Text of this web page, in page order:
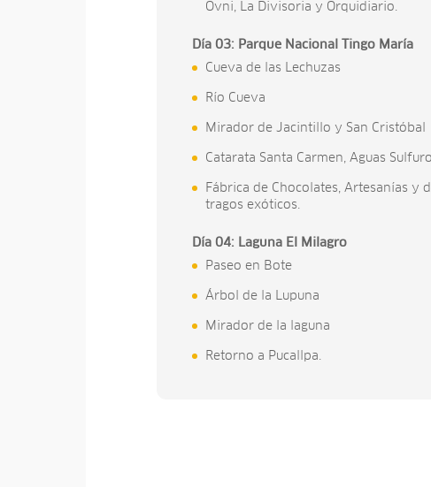
Ovni, La Divisoria y Orquidiario.
Día 03: Parque Nacional Tingo María
Cueva de las Lechuzas
Río Cueva
Mirador de Jacintillo y San Cristóbal
Catarata Santa Carmen, Aguas
Fábrica de Chocolates, Artesanías y
tragos exóticos.
Día 04: Laguna El Milagro
Paseo en Bote
Árbol de la Lupuna
Mirador de la laguna
Retorno a Pucallpa.